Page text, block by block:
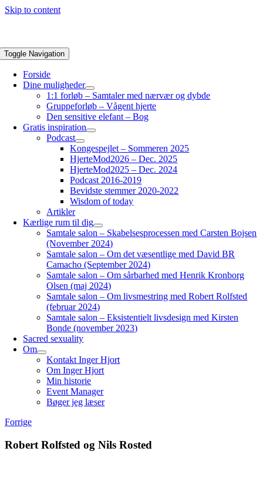
Skip to content
Toggle Navigation
Forside
Dine muligheder
1:1 forløb – Samtaler med nærvær og dybde
Gruppeforløb – Vågent hjerte
Den sensitive elefant – Bog
Gratis inspiration
Podcast
Kongespejlet – Sommeren 2025
HjerteMod2026 – Dec. 2025
HjerteMod2025 – Dec. 2024
Podcast 2016-2019
Bevidste stemmer 2020-2022
Wisdom of today
Artikler
Kærlige rum til dig
Samtale salon – Skabelsesprocessen med Carsten Bojsen
(November 2024)
Samtale salon – Om det væsentlige med David BR
Camacho (September 2024)
Samtale salon – Om sårbarhed med Henrik Kronborg
Olsen (maj 2024)
Samtale salon – Om livsmestring med Robert Rolfsted
(februar 2024)
Samtale salon – Eksistentielt livsdesign med Kirsten
Bonde (november 2023)
Sacred sexuality
Om
Kontakt Inger Hjort
Om Inger Hjort
Min historie
Event Manager
Bøger jeg læser
Forrige
Robert Rolfsted og Nils Rosted